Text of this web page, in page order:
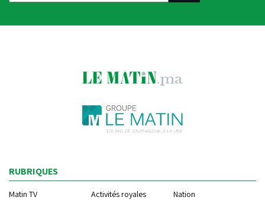
RUBRIQUES
Matin TV Activités royales
Nation